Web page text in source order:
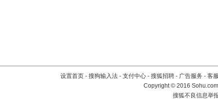
设置首页 - 搜狗输入法 - 支付中心 - 搜狐招聘 - 广告服务 - 客
Copyright©2016
搜狐不良信息举